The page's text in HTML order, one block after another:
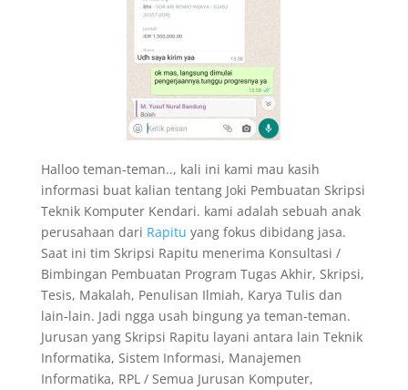
Halloo teman-teman.., kali ini kami mau kasih
informasi buat kalian tentang Joki Pembuatan Skripsi
Teknik Komputer Kendari. kami adalah sebuah anak
perusahaan dari Rapitu yang fokus dibidang jasa.
Saat ini tim Skripsi Rapitu menerima Konsultasi /
Bimbingan Pembuatan Program Tugas Akhir, Skripsi,
Tesis, Makalah, Penulisan Ilmiah, Karya Tulis dan
lain-lain. Jadi ngga usah bingung ya teman-teman.
Jurusan yang Skripsi Rapitu layani antara lain Teknik
Informatika, Sistem Informasi, Manajemen
Informatika, RPL / Semua Jurusan Komputer,